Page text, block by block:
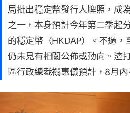
局批出穩定幣發行人牌照，成
之一，本身預計今年第二季起
的穩定幣（HKDAP）。不過，
仍未見有相關公佈或動向。渣
區行政總裁禤惠儀預計，8月內